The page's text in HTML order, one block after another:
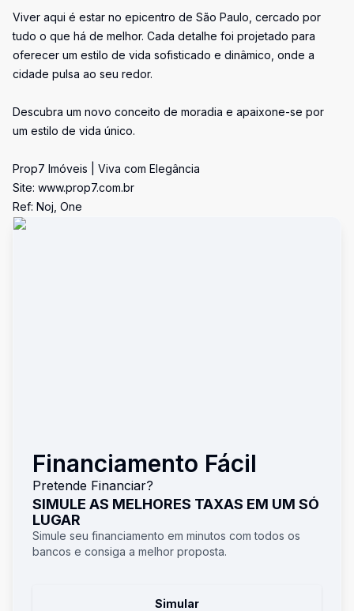
Viver aqui é estar no epicentro de São Paulo, cercado por
tudo o que há de melhor. Cada detalhe foi projetado para
oferecer um estilo de vida sofisticado e dinâmico, onde a
cidade pulsa ao seu redor.
Descubra um novo conceito de moradia e apaixone-se por
um estilo de vida único.
Prop7 Imóveis | Viva com Elegância
Site: www.prop7.com.br
Ref: Noj, One
Financiamento Fácil
Pretende Financiar?
SIMULE AS MELHORES TAXAS EM UM SÓ
LUGAR
Simule seu financiamento em minutos com todos os
bancos e consiga a melhor proposta.
Simular